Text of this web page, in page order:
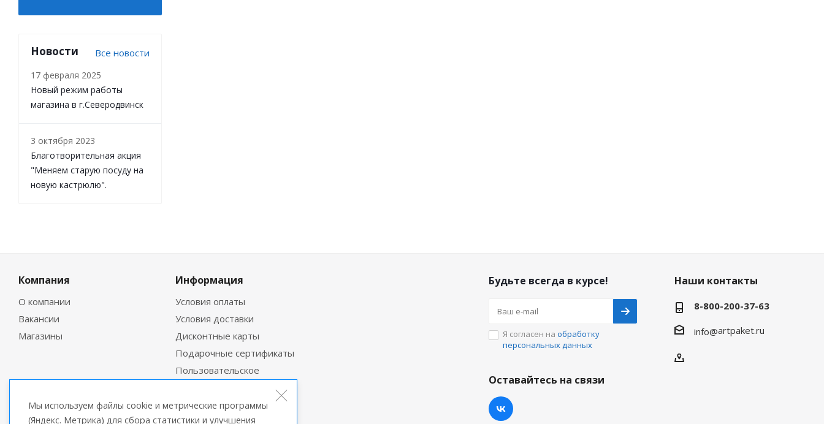
Новости Все новости
17 февраля 2025
Новый режим работы
магазина в г.Северодвинск
3 октября 2023
Благотворительная акция
"Меняем старую посуду на
новую кастрюлю".
Компания
О компании
Вакансии
Магазины
Информация
Условия оплаты
Условия доставки
Дисконтные карты
Подарочные сертификаты
Пользовательское
соглашение
Будьте всегда в курсе!
Я согласен на обработку
персональных данных
Оставайтесь на связи
Наши контакты
8-800-200-37-63
info@artpaket.ru
Мы используем файлы cookie и метрические программы
(Яндекс. Метрика) для сбора статистики и улучшения